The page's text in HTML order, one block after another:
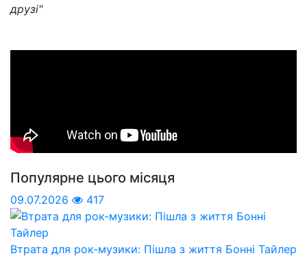
друзі"
Популярне цього місяця
09.07.2026 417
Втрата для рок-музики: Пішла з життя Бонні Тайлер